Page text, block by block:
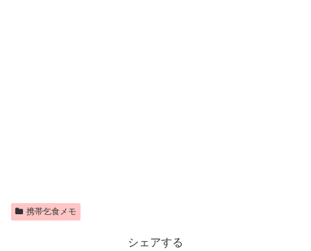
携帯乞食メモ
シェアする